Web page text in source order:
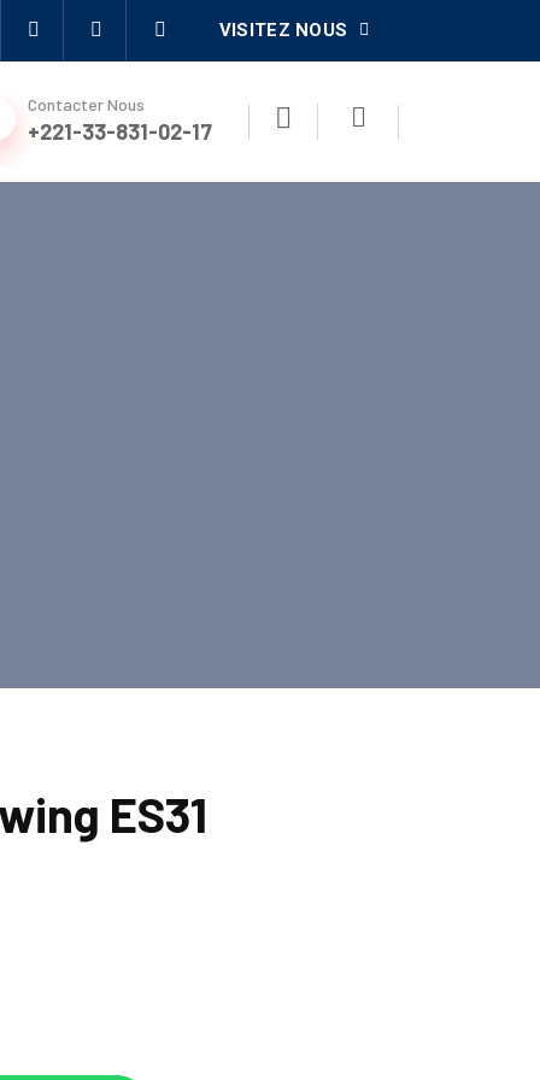
VISITEZ NOUS
Contacter Nous
+221-33-831-02-17
ES31